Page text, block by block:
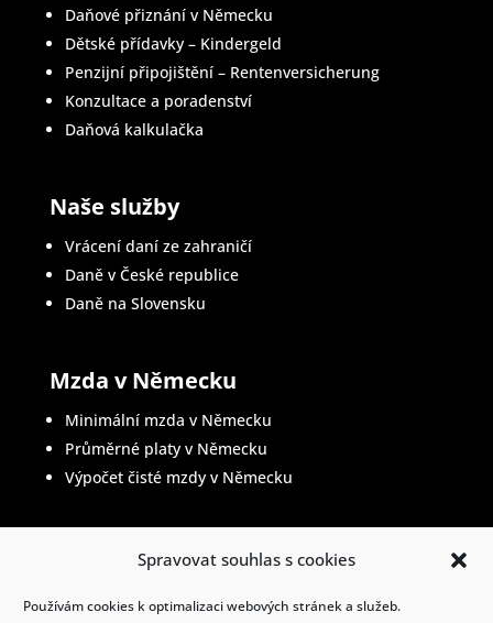
Spravovat souhlas s cookies
Používám cookies k optimalizaci webových stránek a služeb.
Daňové přiznání v Německu
Dětské přídavky – Kindergeld
Penzijní připojištění – Rentenversicherung
Konzultace a poradenství
Daňová kalkulačka
Naše služby
Vrácení daní ze zahraničí
Daně v České republice
Daně na Slovensku
Mzda v Německu
Minimální mzda v Německu
Průměrné platy v Německu
Výpočet čisté mzdy v Německu
Životopis v němčině